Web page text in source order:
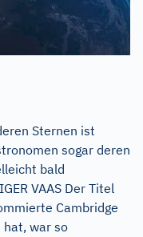
Sternen ist
sogar deren
bald
VAAS Der Titel
Cambridge
war so